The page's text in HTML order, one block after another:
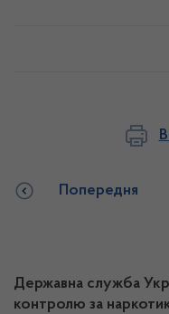
Попередня
Державна служба
контролю за